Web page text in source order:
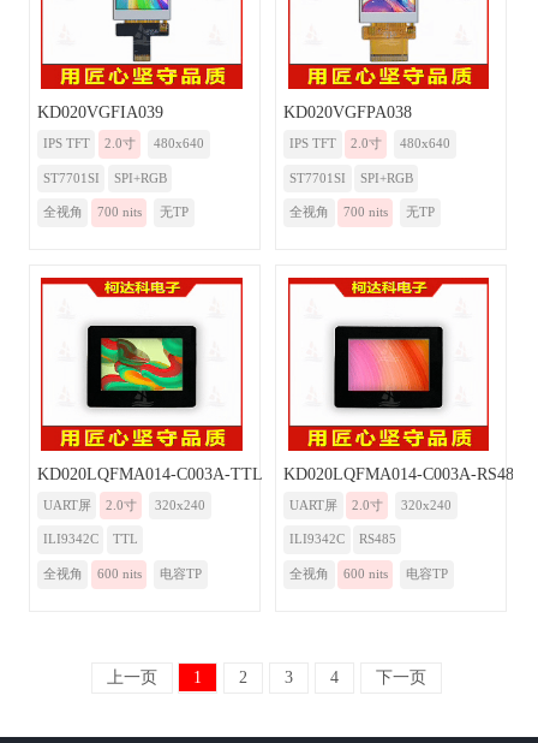
KD020VGFIA039
IPS TFT 2.0寸 480x640
ST7701SI SPI+RGB
全视角 700 nits 无TP
KD020VGFPA038
IPS TFT 2.0寸 480x640
ST7701SI SPI+RGB
全视角 700 nits 无TP
KD020LQFMA014-C003A-TTL
UART屏 2.0寸 320x240
ILI9342C TTL
全视角 600 nits 电容TP
KD020LQFMA014-C003A-RS485
UART屏 2.0寸 320x240
ILI9342C RS485
全视角 600 nits 电容TP
上一页 1 2 3 4 下一页